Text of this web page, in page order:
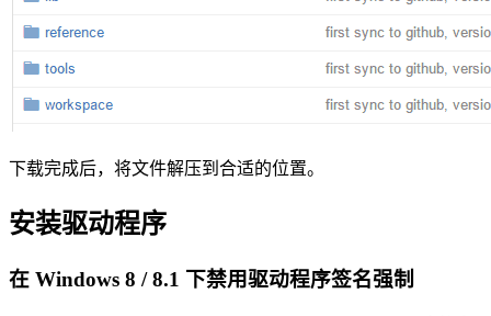
下载完成后，将文件解压到合适的位置。
安装驱动程序
在 Windows 8 / 8.1 下禁用驱动程序签名强制